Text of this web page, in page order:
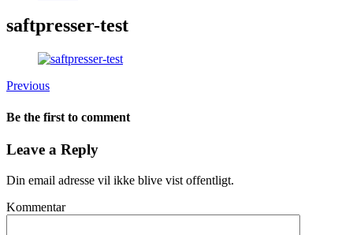
saftpresser-test
Previous
Be the first to comment
Leave a Reply
Din email adresse vil ikke blive vist offentligt.
Kommentar